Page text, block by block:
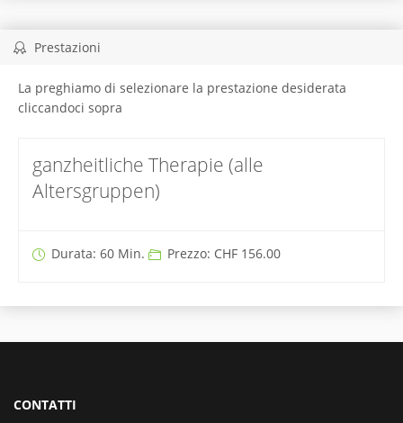
Prestazioni
La preghiamo di selezionare la prestazione desiderata
cliccandoci sopra
ganzheitliche Therapie (alle
Altersgruppen)
Durata: 60 Min. Prezzo: CHF 156.00
CONTATTI